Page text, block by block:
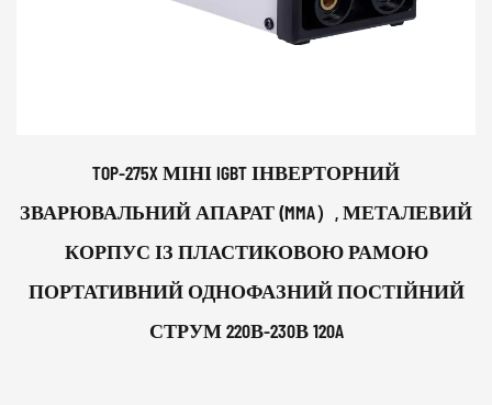
TOP-275X МІНІ IGBT ІНВЕРТОРНИЙ
ЗВАРЮВАЛЬНИЙ АПАРАТ (MMA）, МЕТАЛЕВИЙ
КОРПУС ІЗ ПЛАСТИКОВОЮ РАМОЮ
ПОРТАТИВНИЙ ОДНОФАЗНИЙ ПОСТІЙНИЙ
СТРУМ 220В-230В 120A